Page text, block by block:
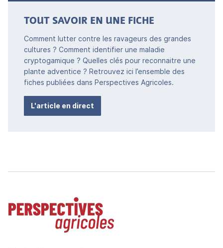
TOUT SAVOIR EN UNE FICHE
Comment lutter contre les ravageurs des grandes
cultures ? Comment identifier une maladie
cryptogamique ? Quelles clés pour reconnaitre une
plante adventice ? Retrouvez ici l’ensemble des
fiches publiées dans Perspectives Agricoles.
L'article en direct